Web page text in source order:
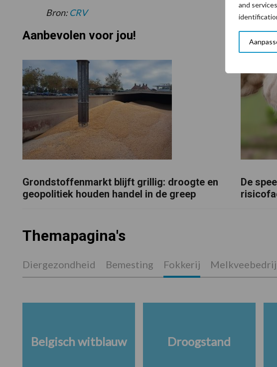
and
Bron:CRV
Aanbevolen voor jou!
Grondstoffenmarkt blijft grillig: droogte en
geopolitiek houden handel in de greep
De
Themapagina's
Diergezondheid Bemesting Fokkerij
Belgisch witblauw Droogstand